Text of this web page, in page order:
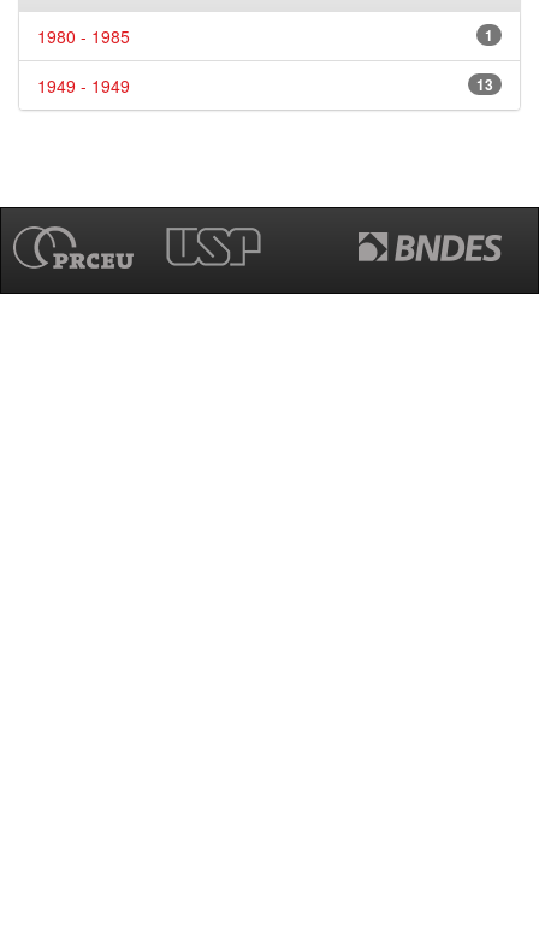
1
1980 - 1985
13
1949 - 1949